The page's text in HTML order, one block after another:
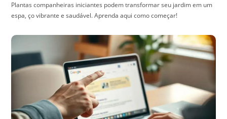
Plantas companheiras iniciantes podem transformar seu jardim em um
espa, ço vibrante e saudável. Aprenda aqui como começar!